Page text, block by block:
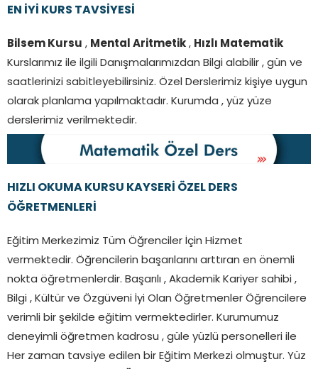
EN İYİ KURS TAVSİYESİ
Bilsem Kursu , Mental Aritmetik , Hızlı Matematik
Kurslarımız ile ilgili Danışmalarımızdan Bilgi alabilir , gün ve
saatlerinizi sabitleyebilirsiniz. Özel Derslerimiz kişiye uygun
olarak planlama yapılmaktadır. Kurumda , yüz yüze
derslerimiz verilmektedir.
HIZLI OKUMA KURSU KAYSERİ ÖZEL DERS
ÖĞRETMENLERİ
Eğitim Merkezimiz Tüm Öğrenciler İçin Hizmet
vermektedir. Öğrencilerin başarılarını arttıran en önemli
nokta öğretmenlerdir. Başarılı , Akademik Kariyer sahibi ,
Bilgi , Kültür ve Özgüveni İyi Olan Öğretmenler Öğrencilere
verimli bir şekilde eğitim vermektedirler. Kurumumuz
deneyimli öğretmen kadrosu , güle yüzlü personelleri ile
Her zaman tavsiye edilen bir Eğitim Merkezi olmuştur. Yüz